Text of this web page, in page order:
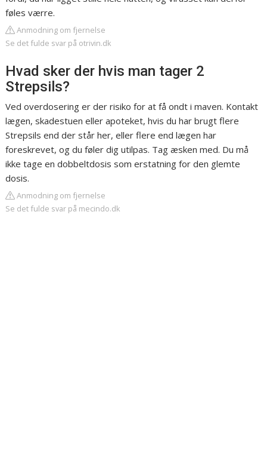
føles værre.
Anmodning om fjernelse
Se det fulde svar på otrivin.dk
Hvad sker der hvis man tager 2
Strepsils?
Ved overdosering er der risiko for at få ondt i maven. Kontakt
lægen, skadestuen eller apoteket, hvis du har brugt flere
Strepsils end der står her, eller flere end lægen har
foreskrevet, og du føler dig utilpas. Tag æsken med. Du må
ikke tage en dobbeltdosis som erstatning for den glemte
dosis.
Anmodning om fjernelse
Se det fulde svar på mecindo.dk